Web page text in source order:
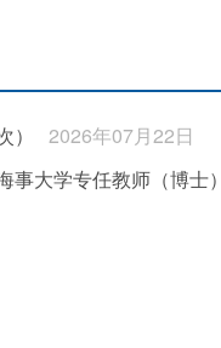
2026年07月22日
学专任教师（博士